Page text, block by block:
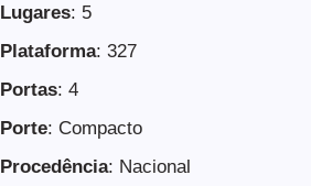
Lugares: 5
Plataforma: 327
Portas: 4
Porte: Compacto
Procedência: Nacional